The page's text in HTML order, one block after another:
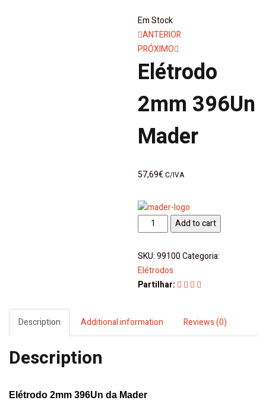
Em Stock
Navegação
de
artigos
ANTERIOR
PRÓXIMO
Elétrodo
2mm 396Un
Mader
57,69€ C/IVA
Elétrodo
2mm
396Un
Mader
quantity
Add to cart
SKU:99100 Categoria:
Elétrodos
Partilhar:
Description Additional information Reviews (0)
Description
Elétrodo 2mm 396Un da Mader